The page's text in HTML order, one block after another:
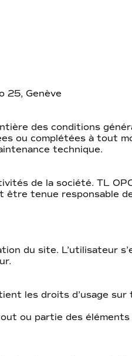
25, Genève
des conditions
ou complétées à tout
technique.
de la société. TL
être tenue responsable
du site. L’utilisateur
les droits d’usage sur
ou partie des